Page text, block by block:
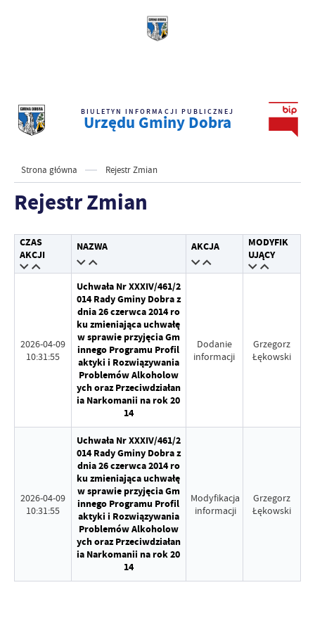
BIULETYN INFORMACJI PUBLICZNEJ
Urzędu Gminy Dobra
Strona główna Rejestr Zmian
Rejestr Zmian
CZAS
AKCJI
NAZWA AKCJA
MODYFIK
UJĄCY
2026-04-09
10:31:55
Uchwała Nr XXXIV/461/2
014 Rady Gminy Dobra z
dnia 26 czerwca 2014 ro
ku zmieniająca uchwałę
w sprawie przyjęcia Gm
innego Programu Profil
aktyki i Rozwiązywania
Problemów Alkoholow
ych oraz Przeciwdziałan
ia Narkomanii na rok 20
14
Dodanie
informacji
Grzegorz
Łękowski
2026-04-09
10:31:55
Uchwała Nr XXXIV/461/2
014 Rady Gminy Dobra z
dnia 26 czerwca 2014 ro
ku zmieniająca uchwałę
w sprawie przyjęcia Gm
innego Programu Profil
aktyki i Rozwiązywania
Problemów Alkoholow
ych oraz Przeciwdziałan
ia Narkomanii na rok 20
14
Modyfikacja
informacji
Grzegorz
Łękowski